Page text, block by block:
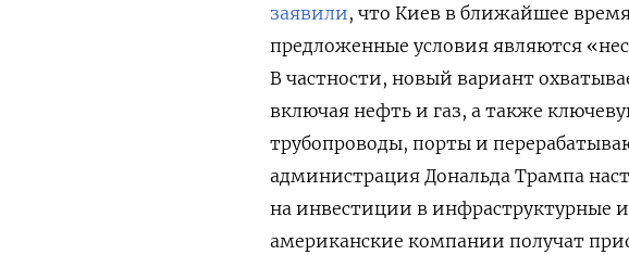
заявили, что Киев в ближайшее
предложенные условия являются
В частности, новый вариант
включая нефть и газ, а также
трубопроводы, порты и
администрация Дональда Трампа
на инвестиции в инфраструктурные
американские компании получат